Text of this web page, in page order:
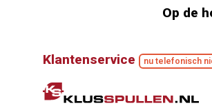
Op de
Klantenservice nu telefonisch